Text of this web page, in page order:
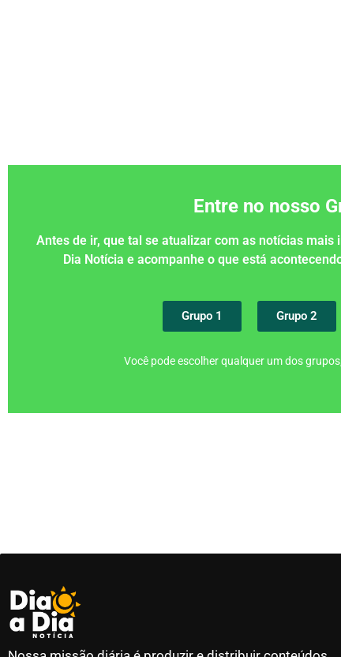
Entre no nosso
Antes de ir, que tal se atualizar com as notícias
Dia Notícia e acompanhe o que está
Grupo 1 Grupo 2
Você pode escolher qualquer um dos